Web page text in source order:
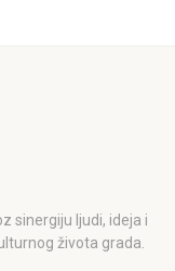
sinergiju ljudi, ideja i
života grada.